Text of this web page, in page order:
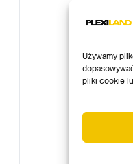
Używamy
pliki cookie